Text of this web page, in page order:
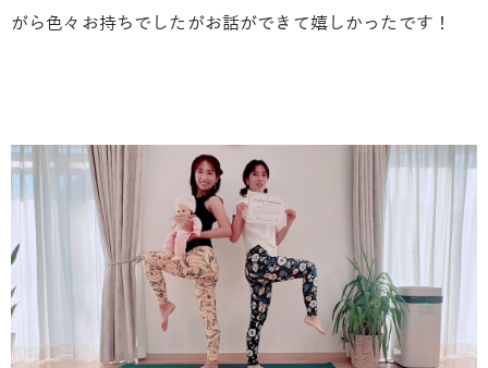
がら色々お持ちでしたがお話ができて嬉しかったです！